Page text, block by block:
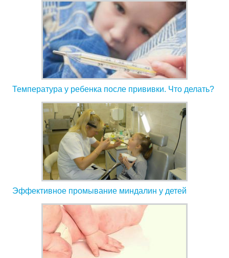
Температура у ребенка после прививки. Что делать?
Эффективное промывание миндалин у детей